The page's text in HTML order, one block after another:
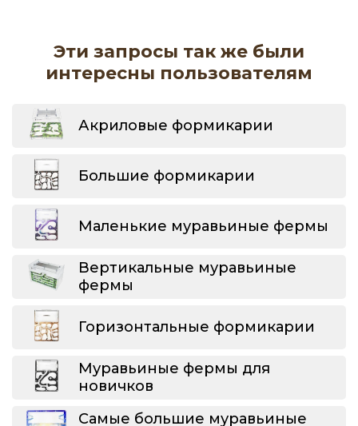
Эти запросы так же были
интересны пользователям
Акриловые формикарии
Большие формикарии
Маленькие муравьиные фермы
Вертикальные муравьиные
фермы
Горизонтальные формикарии
Муравьиные фермы для
новичков
Самые большие муравьиные